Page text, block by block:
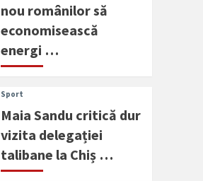
nou românilor să
economisească
energi …
Sport
Maia Sandu critică dur
vizita delegației
talibane la Chiș …